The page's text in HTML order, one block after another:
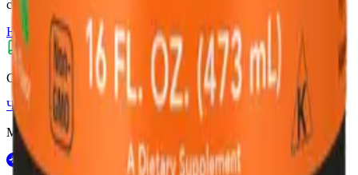
с 10 до 16 (сб.–вс.) по Москве
Написать нам
Не нашли нужный товар?
Статьи о здоровье и витаминах
Читать
Мы в социальных сетях